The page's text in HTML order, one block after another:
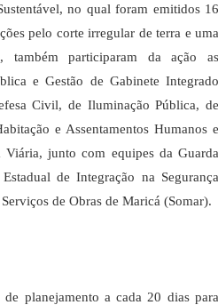
no qual foram emitidos 16
pelo corte irregular de terra e uma
também participaram da ação as
e Gestão de Gabinete Integrado
Civil, de Iluminação Pública, de
e Assentamentos Humanos e
Viária, junto com equipes da Guarda
de Integração na Segurança
de Obras de Maricá (Somar).
planejamento a cada 20 dias para